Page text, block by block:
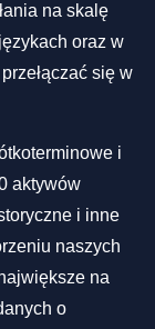
na skalę
oraz w
się w
i
aktywów
i inne
naszych
na
o